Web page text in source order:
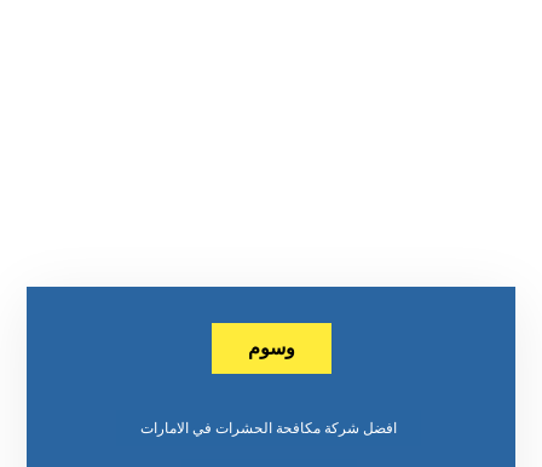
وسوم
افضل شركة مكافحة الحشرات في الامارات